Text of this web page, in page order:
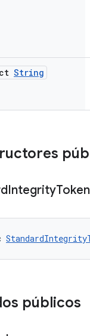
String
IntegrityToken
públicos